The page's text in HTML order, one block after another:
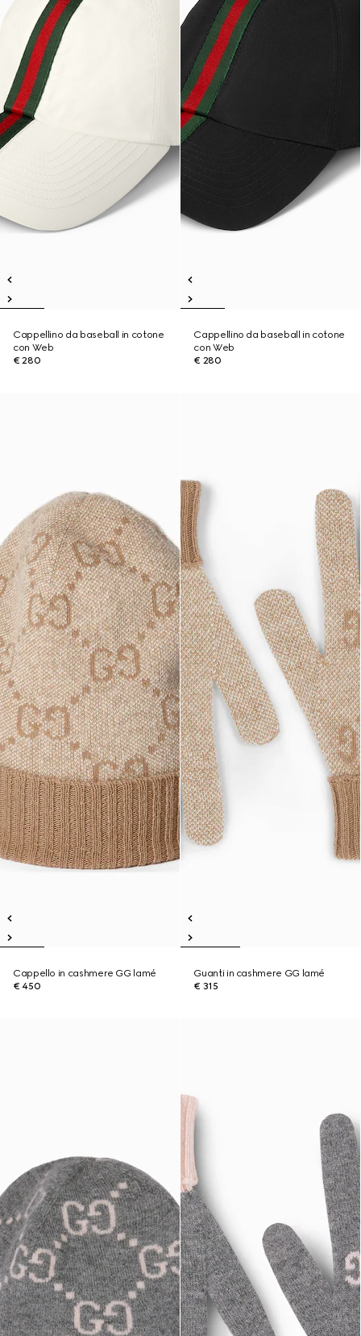
Cappellino da baseball in cotone
con Web
€ 280
Cappellino da baseball in cotone
con Web
€ 280
Cappello in cashmere GG lamé
€ 450
Guanti in cashmere GG lamé
€ 315